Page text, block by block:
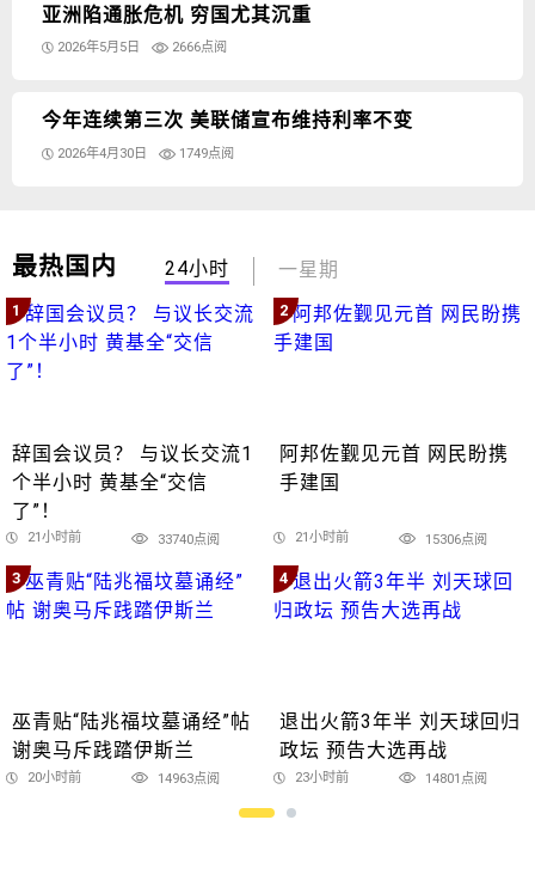
亚洲陷通胀危机 穷国尤其沉重
2026年5月5日 2666点阅
今年连续第三次 美联储宣布维持利率不变
2026年4月30日 1749点阅
最热国内 24小时 一星期
1
辞国会议员？ 与议长交流1
个半小时 黄基全“交信
了”！
21小时前 33740点阅
2
阿邦佐觐见元首 网民盼携
手建国
21小时前 15306点阅
3
巫青贴“陆兆福坟墓诵经”帖
谢奥马斥践踏伊斯兰
20小时前 14963点阅
4
退出火箭3年半 刘天球回归
政坛 预告大选再战
23小时前 14801点阅